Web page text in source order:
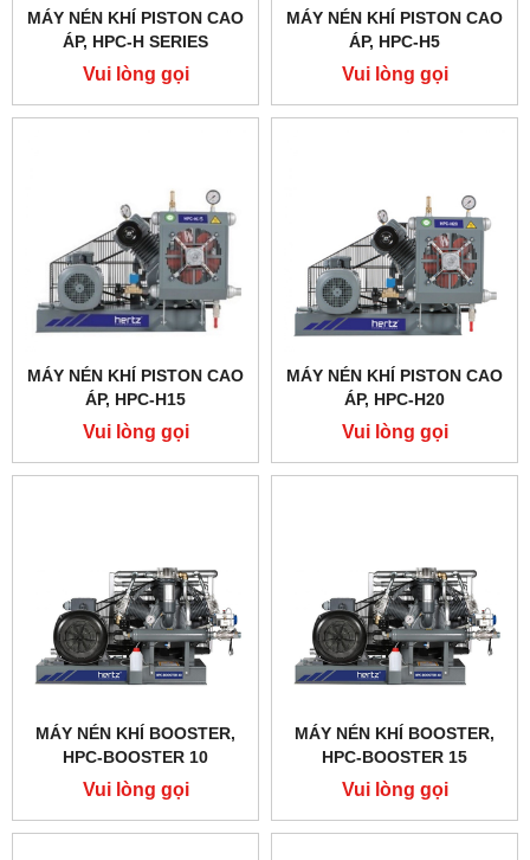
MÁY NÉN KHÍ PISTON CAO
ÁP, HPC-H SERIES
Vui lòng gọi
MÁY NÉN KHÍ PISTON CAO
ÁP, HPC-H5
Vui lòng gọi
MÁY NÉN KHÍ PISTON CAO
ÁP, HPC-H15
Vui lòng gọi
MÁY NÉN KHÍ PISTON CAO
ÁP, HPC-H20
Vui lòng gọi
MÁY NÉN KHÍ BOOSTER,
HPC-BOOSTER 10
Vui lòng gọi
MÁY NÉN KHÍ BOOSTER,
HPC-BOOSTER 15
Vui lòng gọi